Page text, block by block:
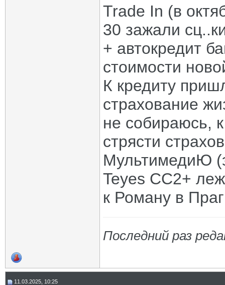
Trade In (в
30 зажали
+ автокредит
стоимости
К кредиту
страхование
не собираюсь,
стрясти
МультимедиЮ
Teyes СС2+
к Роману в
Последний раз
11.03.2025, 10:25